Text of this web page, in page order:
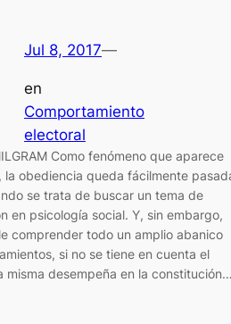
Jul 8, 2017—
en
Comportamiento
electoral
Como fenómeno que aparece
la obediencia queda fácilmente
se trata de buscar un tema de
en psicología social. Y, sin embargo,
comprender todo un amplio abanico
si no se tiene en cuenta el
misma desempeña en la